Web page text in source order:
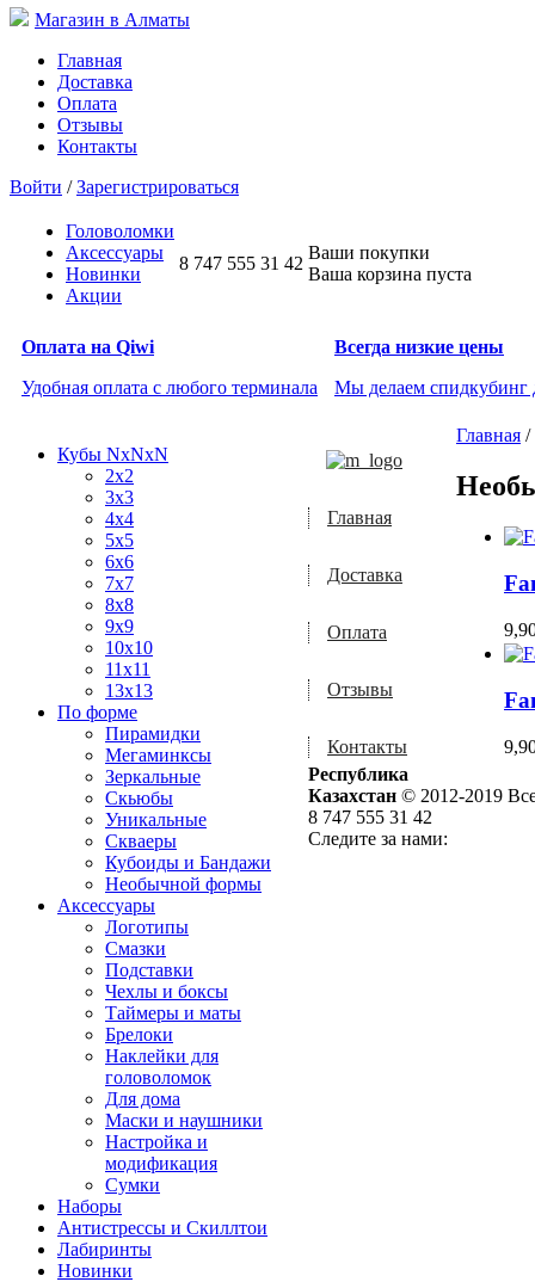
Магазин в Алматы
Главная
Доставка
Оплата
Отзывы
Контакты
Войти /Зарегистрироваться
Головоломки
Аксессуары
Новинки
Акции
8 747 555 31 42
Ваши покупки
Ваша корзина пуста
Оплата на Qiwi
Удобная оплата с любого терминала
Всегда низкие цены
Мы делаем спидкубинг
Кубы NxNxN
2x2
3x3
4x4
5x5
6x6
7x7
8x8
9x9
10x10
11x11
13x13
По форме
Пирамидки
Мегаминксы
Зеркальные
Скьюбы
Уникальные
Скваеры
Кубоиды и Бандажи
Необычной формы
Аксессуары
Логотипы
Смазки
Подставки
Чехлы и боксы
Таймеры и маты
Брелоки
Наклейки для
головоломок
Для дома
Маски и наушники
Настройка и
модификация
Сумки
Наборы
Антистрессы и Скиллтои
Лабиринты
Новинки
Главная /
Главная
Доставка
Оплата
Отзывы
Контакты
Республика
Казахстан © 2012-2019
8 747 555 31 42
Следите за нами: